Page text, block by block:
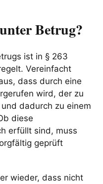
Betrug?
ist in § 263
Vereinfacht
dass durch eine
wird, der zu
dadurch zu einem
diese
erfüllt sind, muss
geprüft
wieder, dass nicht